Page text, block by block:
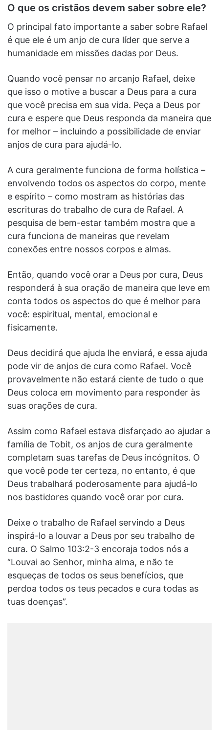
O que os cristãos devem saber sobre ele?
O principal fato importante a saber sobre Rafael
é que ele é um anjo de cura líder que serve a
humanidade em missões dadas por Deus.
Quando você pensar no arcanjo Rafael, deixe
que isso o motive a buscar a Deus para a cura
que você precisa em sua vida. Peça a Deus por
cura e espere que Deus responda da maneira que
for melhor – incluindo a possibilidade de enviar
anjos de cura para ajudá-lo.
A cura geralmente funciona de forma holística –
envolvendo todos os aspectos do corpo, mente
e espírito – como mostram as histórias das
escrituras do trabalho de cura de Rafael. A
pesquisa de bem-estar também mostra que a
cura funciona de maneiras que revelam
conexões entre nossos corpos e almas.
Então, quando você orar a Deus por cura, Deus
responderá à sua oração de maneira que leve em
conta todos os aspectos do que é melhor para
você: espiritual, mental, emocional e
fisicamente.
Deus decidirá que ajuda lhe enviará, e essa ajuda
pode vir de anjos de cura como Rafael. Você
provavelmente não estará ciente de tudo o que
Deus coloca em movimento para responder às
suas orações de cura.
Assim como Rafael estava disfarçado ao ajudar a
família de Tobit, os anjos de cura geralmente
completam suas tarefas de Deus incógnitos. O
que você pode ter certeza, no entanto, é que
Deus trabalhará poderosamente para ajudá-lo
nos bastidores quando você orar por cura.
Deixe o trabalho de Rafael servindo a Deus
inspirá-lo a louvar a Deus por seu trabalho de
cura. O Salmo 103:2-3 encoraja todos nós a
“Louvai ao Senhor, minha alma, e não te
esqueças de todos os seus benefícios, que
perdoa todos os teus pecados e cura todas as
tuas doenças”.